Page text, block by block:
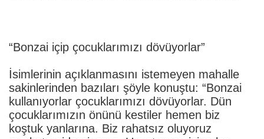
“Bonzai içip çocuklarımızı dövüyorlar”
İsimlerinin açıklanmasını istemeyen mahalle
sakinlerinden bazıları şöyle konuştu: “Bonzai
kullanıyorlar çocuklarımızı dövüyorlar. Dün
çocuklarımızın önünü kestiler hemen biz
koştuk yanlarına. Biz rahatsız oluyoruz